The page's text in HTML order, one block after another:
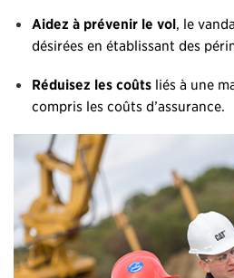
Aidez à prévenir le vol, le
désirées en établissant des
Réduisez les coûts liés à une
compris les coûts d’assurance.